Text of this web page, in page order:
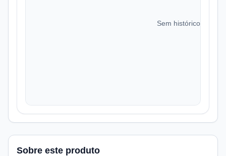
Sem histórico de
Sobre este produto